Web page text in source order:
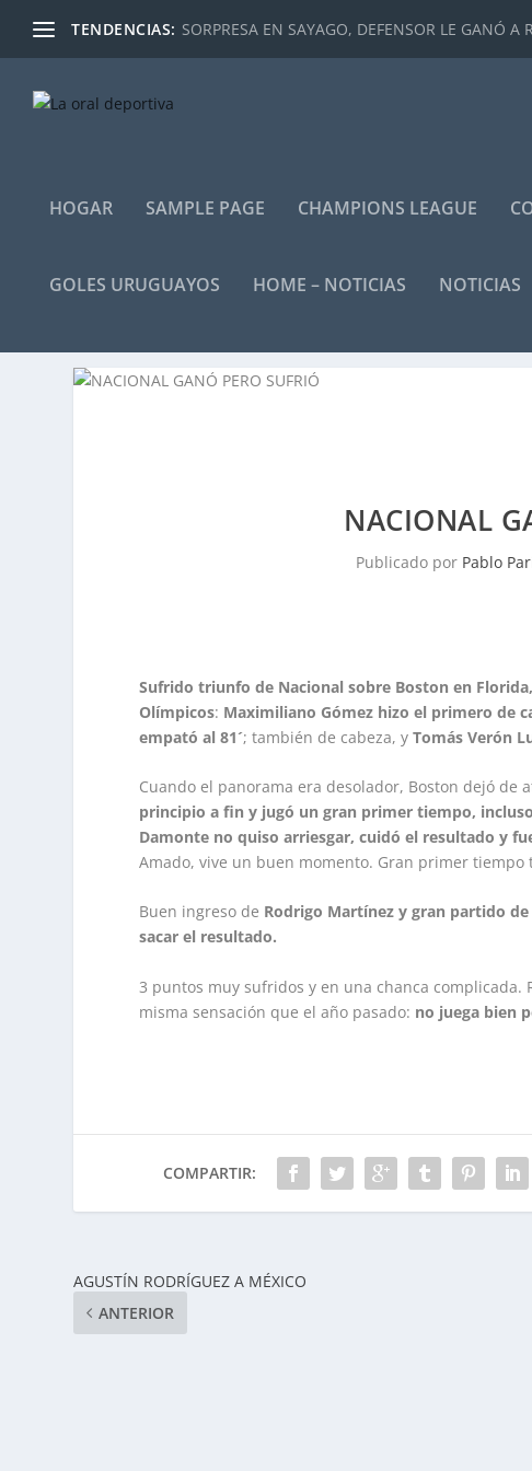
TENDENCIAS: SORPRESA EN SAYAGO, DEFENSOR LE GANÓ A
HOGAR SAMPLE PAGE CHAMPIONS LEAGUE
GOLES URUGUAYOS HOME – NOTICIAS NOTICIAS
NACIONAL
Publicado por Pablo
Sufrido triunfo de Nacional sobre Boston en
Olímpicos: Maximiliano Gómez hizo el primero de
empató al 81´; también de cabeza, y Tomás Verón
Cuando el panorama era desolador, Boston dejó de
principio a fin y jugó un gran primer tiempo,
Damonte no quiso arriesgar, cuidó el resultado y
Amado, vive un buen momento. Gran primer tiempo
Buen ingreso de Rodrigo Martínez y gran partido
sacar el resultado.
3 puntos muy sufridos y en una chanca
misma sensación que el año pasado: no juega bien
COMPARTIR:
AGUSTÍN RODRÍGUEZ A MÉXICO
ANTERIOR